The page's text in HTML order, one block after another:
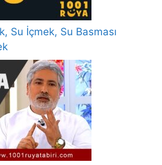
Su İçmek, Su Basması